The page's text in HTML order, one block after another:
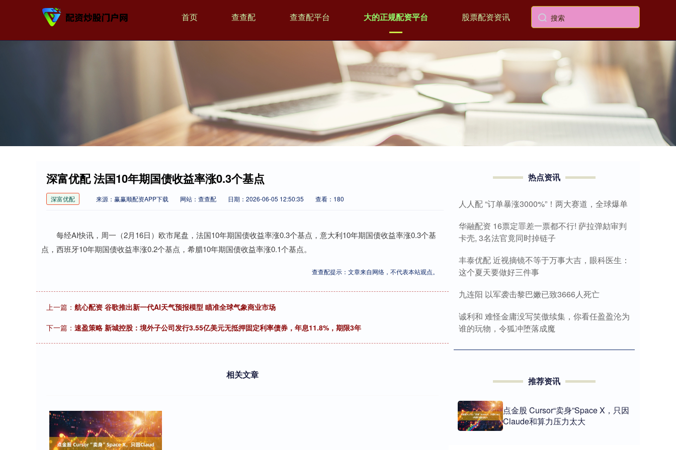
首页 查查配 查查配平台 大的正规配资平台 股票配资资讯
深富优配 法国10年期国债收益率涨0.3个基点
深富优配 来源：赢赢顺配资APP下载 网站：查查配 日期：2026-06-05 12:50:35 查看：180
每经AI快讯，周一（2月16日）欧市尾盘，法国10年期国债收益率涨0.3个基点，意大利10年期国债收益率涨0.3个基
点，西班牙10年期国债收益率涨0.2个基点，希腊10年期国债收益率涨0.1个基点。
查查配提示：文章来自网络，不代表本站观点。
上一篇： 航心配资 谷歌推出新一代AI天气预报模型 瞄准全球气象商业市场
下一篇： 速盈策略 新城控股：境外子公司发行3.55亿美元无抵押固定利率债券，年息11.8%，期限3年
相关文章
热点资讯
人人配 “订单暴涨3000%”！两大赛道，全球爆单
华融配资 16票定罪差一票都不行! 萨拉弹劾审判
卡壳, 3名法官竟同时掉链子
丰泰优配 近视摘镜不等于万事大吉，眼科医生：
这个夏天要做好三件事
九连阳 以军袭击黎巴嫩已致3666人死亡
诚利和 难怪金庸没写笑傲续集，你看任盈盈沦为
谁的玩物，令狐冲堕落成魔
推荐资讯
点金股 Cursor“卖身”Space X，只因
Claude和算力压力太大